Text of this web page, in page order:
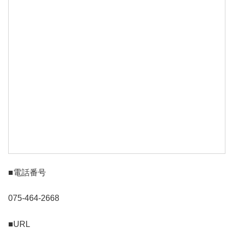
■電話番号
075-464-2668
■URL